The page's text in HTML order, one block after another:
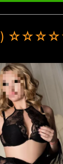
☆☆☆☆☆ (0)